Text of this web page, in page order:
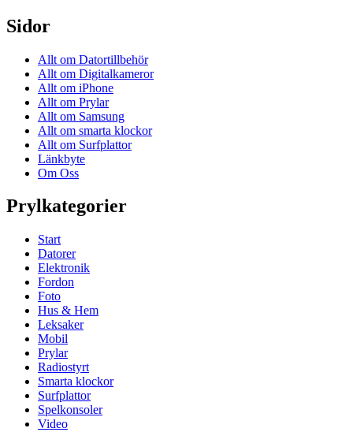
Sidor
Allt om Datortillbehör
Allt om Digitalkameror
Allt om iPhone
Allt om Prylar
Allt om Samsung
Allt om smarta klockor
Allt om Surfplattor
Länkbyte
Om Oss
Prylkategorier
Start
Datorer
Elektronik
Fordon
Foto
Hus & Hem
Leksaker
Mobil
Prylar
Radiostyrt
Smarta klockor
Surfplattor
Spelkonsoler
Video